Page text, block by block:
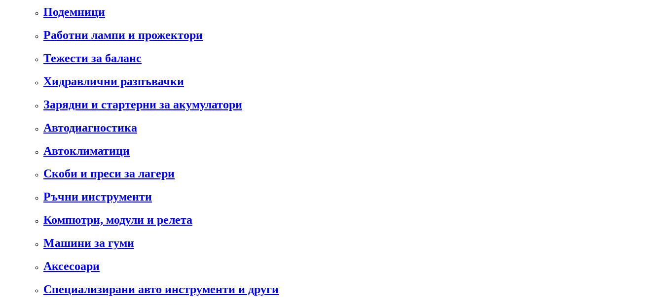
Подемници
Работни лампи и прожектори
Тежести за баланс
Хидравлични разпъвачки
Зарядни и стартерни за акумулатори
Автодиагностика
Автоклиматици
Скоби и преси за лагери
Ръчни инструменти
Компютри, модули и релета
Машини за гуми
Аксесоари
Специализирани авто инструменти и други